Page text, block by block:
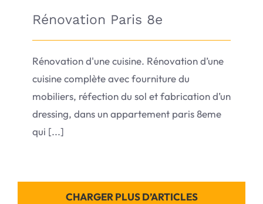
Rénovation Paris 8e
Rénovation d'une cuisine. Rénovation d’une
cuisine complète avec fourniture du
mobiliers, réfection du sol et fabrication d’un
dressing, dans un appartement paris 8eme
qui [...]
CHARGER PLUS D’ARTICLES